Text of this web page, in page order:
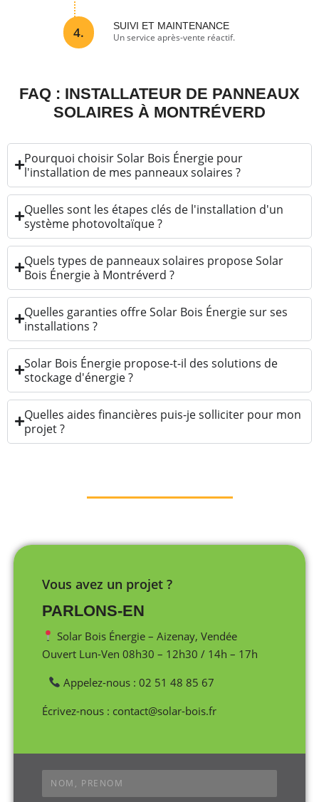
4. SUIVI ET MAINTENANCE
Un service après-vente réactif.
FAQ : INSTALLATEUR DE PANNEAUX
SOLAIRES À MONTRÉVERD
Pourquoi choisir Solar Bois Énergie pour
l'installation de mes panneaux solaires ?
Quelles sont les étapes clés de l'installation d'un
système photovoltaïque ?
Quels types de panneaux solaires propose Solar
Bois Énergie à Montréverd ?
Quelles garanties offre Solar Bois Énergie sur ses
installations ?
Solar Bois Énergie propose-t-il des solutions de
stockage d'énergie ?
Quelles aides financières puis-je solliciter pour mon
projet ?
Vous avez un projet ?
PARLONS-EN
Solar Bois Énergie – Aizenay, Vendée
Ouvert Lun-Ven 08h30 – 12h30 / 14h – 17h
Appelez-nous : 02 51 48 85 67
Écrivez-nous : contact@solar-bois.fr